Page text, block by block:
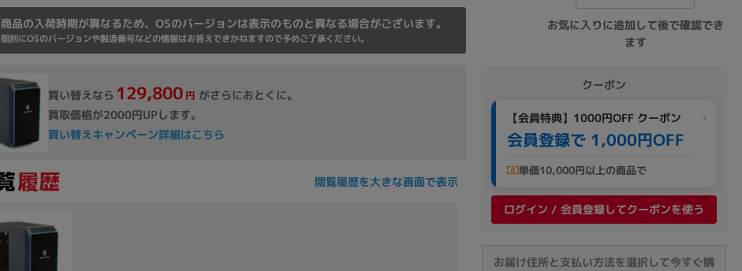
お気に入りに追加して後で確認でき
ます
クーポン
【会員特典】1000円OFF クーポン
会員登録で 1,000円OFF
単価10,000円以上の商品で
ログイン / 会員登録してクーポンを使う
お届け住所と支払い方法を選択して今すぐ購
商品の入荷時期が異なるため、OSのバージョンは表示のものと異なる場合がございます。
個別にOSのバージョンや製造番号などの情報はお答えできかねますので予めご了承ください。
買い替えなら 129,800 円 がさらにおとくに。
買取価格が2000円UPします。
買い替えキャンペーン詳細はこちら
閲覧履歴を大きな画面で表示